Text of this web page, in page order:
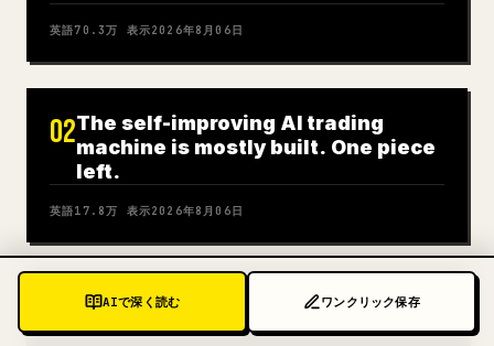
AIで深く読む ワンクリック保存
英語70.3万 表示2026年8月06日
02The self-improving AI trading
machine is mostly built. One piece
left.
英語17.8万 表示2026年8月06日
ROBBINGHOOD